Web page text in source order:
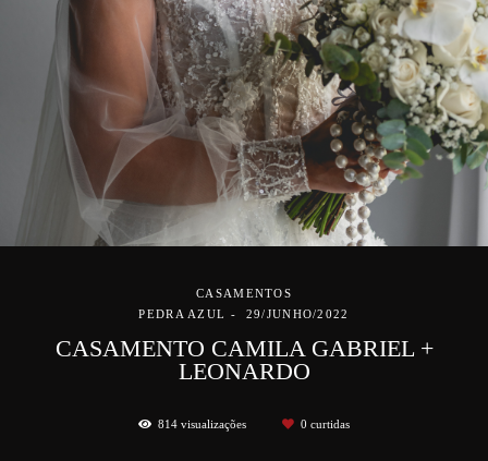
CASAMENTOS
PEDRA AZUL
29/JUNHO/2022
CASAMENTO CAMILA GABRIEL +
LEONARDO
814 visualizações 0 curtidas